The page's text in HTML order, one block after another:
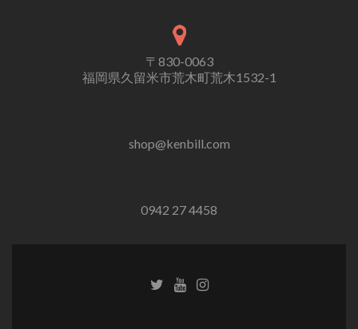
〒830-0063
福岡県久留米市荒木町荒木1532-1
shop@kenbill.com
0942 27 4458